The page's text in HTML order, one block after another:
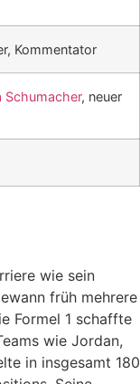
Kommentator
Schumacher, neuer
wie sein
früh mehrere
Formel 1 schaffte
wie Jordan,
in insgesamt 180